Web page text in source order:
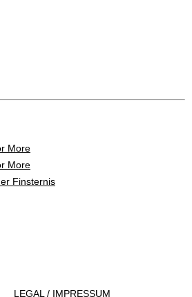
More
More
Finsternis
LEGAL / IMPRESSUM